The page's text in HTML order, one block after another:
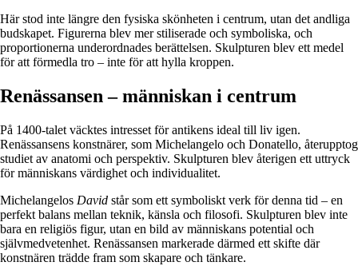
Här stod inte längre den fysiska skönheten i centrum, utan det andliga
budskapet. Figurerna blev mer stiliserade och symboliska, och
proportionerna underordnades berättelsen. Skulpturen blev ett medel
för att förmedla tro – inte för att hylla kroppen.
Renässansen – människan i centrum
På 1400-talet väcktes intresset för antikens ideal till liv igen.
Renässansens konstnärer, som Michelangelo och Donatello, återupptog
studiet av anatomi och perspektiv. Skulpturen blev återigen ett uttryck
för människans värdighet och individualitet.
Michelangelos David står som ett symboliskt verk för denna tid – en
perfekt balans mellan teknik, känsla och filosofi. Skulpturen blev inte
bara en religiös figur, utan en bild av människans potential och
självmedvetenhet. Renässansen markerade därmed ett skifte där
konstnären trädde fram som skapare och tänkare.